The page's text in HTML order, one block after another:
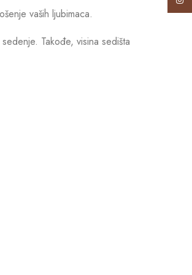
vaših ljubimaca.
Takođe, visina sedišta